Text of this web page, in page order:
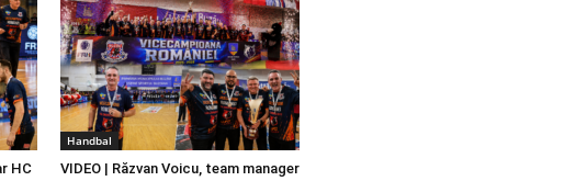
HC
Handbal
VIDEO | Răzvan Voicu, team manager